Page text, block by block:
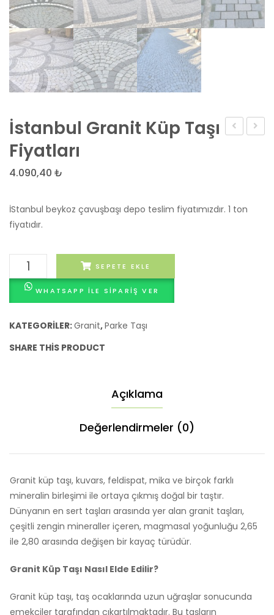
Taşı
İstanbul Granit Küp Taşı
Fiyatları
4.090,40 ₺
İStanbul beykoz çavuşbaşı depo teslim fiyatımızdır. 1 ton
fiyatıdır.
İstanbul
Granit
Küp
Fiyatları
SEPETE EKLE
WHATSAPP ILE SIPARIŞ VER
KATEGORILER:Granit,Parke Taşı
SHARE THIS PRODUCT
Açıklama
Değerlendirmeler (0)
Granit küp taşı, kuvars, feldispat, mika ve birçok farklı
mineralin birleşimi ile ortaya çıkmış doğal bir taştır.
Dünyanın en sert taşları arasında yer alan granit taşları,
çeşitli zengin mineraller içeren, magmasal yoğunluğu 2,65
ile 2,80 arasında değişen bir kayaç türüdür.
Granit Küp Taşı Nasıl Elde Edilir?
Granit küp taşı, taş ocaklarında uzun uğraşlar sonucunda
emekçiler tarafından çıkartılmaktadır. Bu taşların